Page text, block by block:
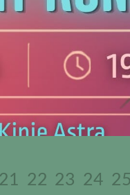
21 22 23 24 25